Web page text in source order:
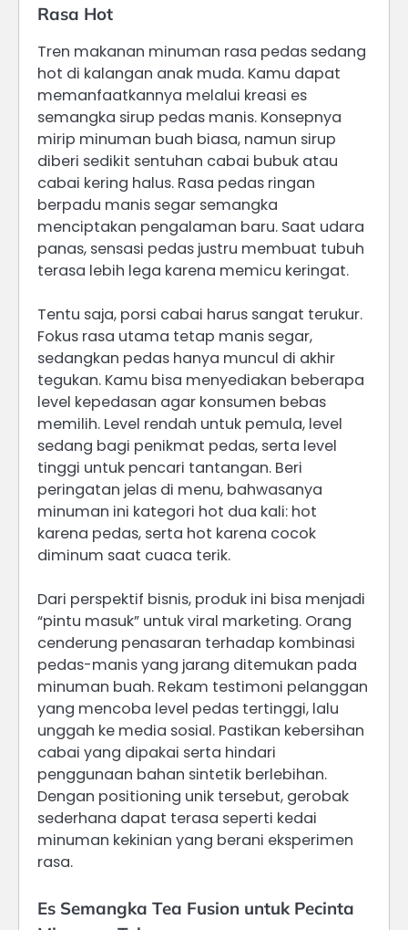
Rasa Hot
Tren makanan minuman rasa pedas sedang
hot di kalangan anak muda. Kamu dapat
memanfaatkannya melalui kreasi es
semangka sirup pedas manis. Konsepnya
mirip minuman buah biasa, namun sirup
diberi sedikit sentuhan cabai bubuk atau
cabai kering halus. Rasa pedas ringan
berpadu manis segar semangka
menciptakan pengalaman baru. Saat udara
panas, sensasi pedas justru membuat tubuh
terasa lebih lega karena memicu keringat.
Tentu saja, porsi cabai harus sangat terukur.
Fokus rasa utama tetap manis segar,
sedangkan pedas hanya muncul di akhir
tegukan. Kamu bisa menyediakan beberapa
level kepedasan agar konsumen bebas
memilih. Level rendah untuk pemula, level
sedang bagi penikmat pedas, serta level
tinggi untuk pencari tantangan. Beri
peringatan jelas di menu, bahwasanya
minuman ini kategori hot dua kali: hot
karena pedas, serta hot karena cocok
diminum saat cuaca terik.
Dari perspektif bisnis, produk ini bisa menjadi
“pintu masuk” untuk viral marketing. Orang
cenderung penasaran terhadap kombinasi
pedas-manis yang jarang ditemukan pada
minuman buah. Rekam testimoni pelanggan
yang mencoba level pedas tertinggi, lalu
unggah ke media sosial. Pastikan kebersihan
cabai yang dipakai serta hindari
penggunaan bahan sintetik berlebihan.
Dengan positioning unik tersebut, gerobak
sederhana dapat terasa seperti kedai
minuman kekinian yang berani eksperimen
rasa.
Es Semangka Tea Fusion untuk Pecinta